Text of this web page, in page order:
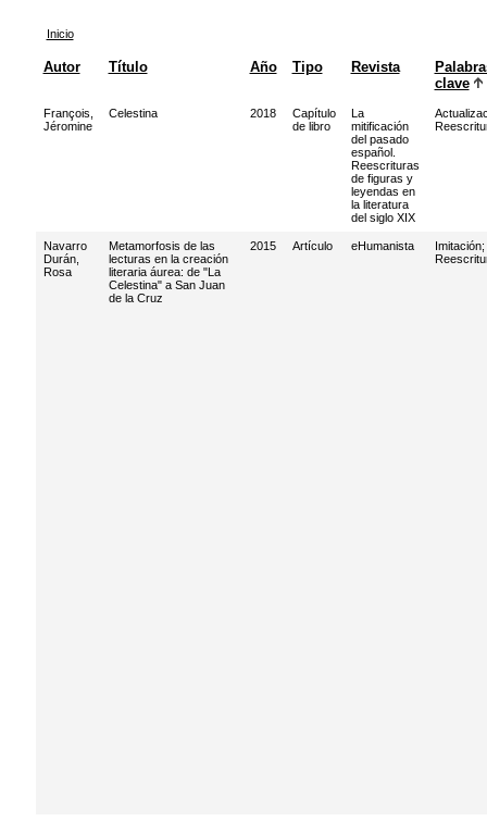
Inicio
Autor Título Año Tipo Revista
clave
François,
Jéromine
Celestina 2018
Capítulo
de libro
La
mitificación
del pasado
español.
Reescrituras
de figuras y
leyendas en
la literatura
del siglo XIX
Navarro
Durán,
Rosa
Metamorfosis de las
lecturas en la creación
literaria áurea: de "La
Celestina" a San Juan
de la Cruz
2015 Artículo eHumanista Imitación;